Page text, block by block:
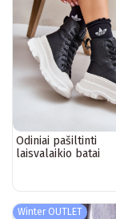
Odiniai pašiltinti
laisvalaikio batai
Winter OUTLET